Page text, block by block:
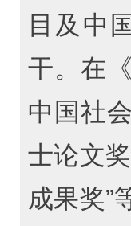
目及中
干。在
中国社
士论文
成果奖”